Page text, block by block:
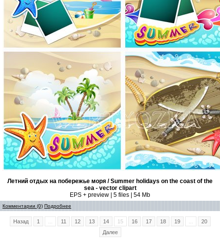
Летний отдых на побережье моря / Summer holidays on the coast of the
sea - vector clipart
EPS + preview | 5 files | 54 Mb
Комментарии (0) Подробнее
Назад 1 11 12 13 14 15 16 17 18 19
20
Далее